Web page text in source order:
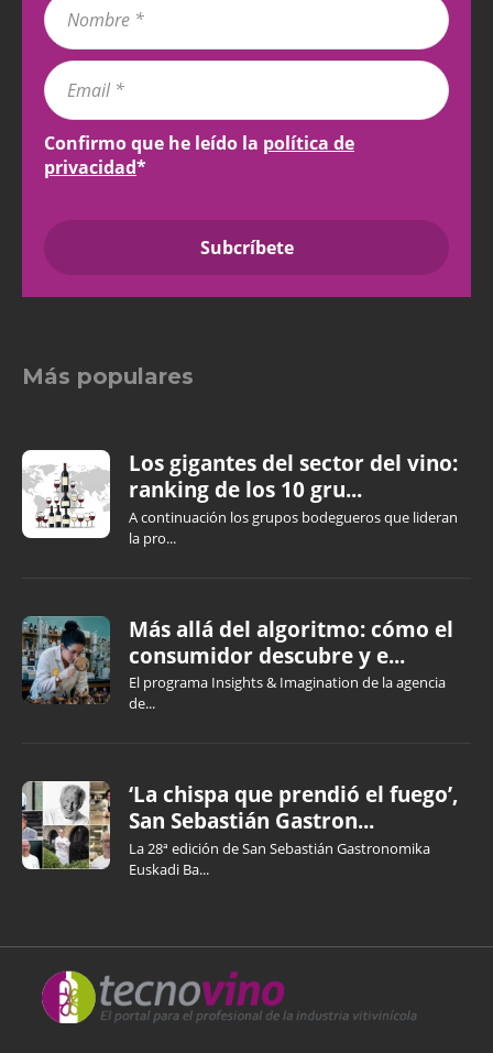
Confirmo que he leído la política de
privacidad*
Más populares
Los gigantes del sector del vino:
ranking de los 10 gru...
A continuación los grupos bodegueros que lideran
la pro...
Más allá del algoritmo: cómo el
consumidor descubre y e...
El programa Insights & Imagination de la agencia
de...
‘La chispa que prendió el fuego’,
San Sebastián Gastron...
La 28ª edición de San Sebastián Gastronomika
Euskadi Ba...